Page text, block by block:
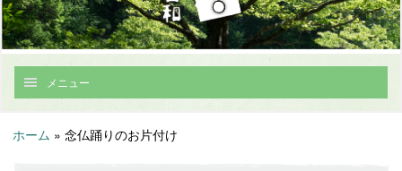
メニュー
ホーム » 念仏踊りのお片付け